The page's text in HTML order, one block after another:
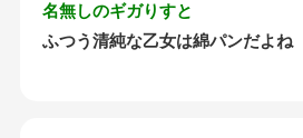
名無しのギガりすと
ふつう清純な乙女は綿パンだよね